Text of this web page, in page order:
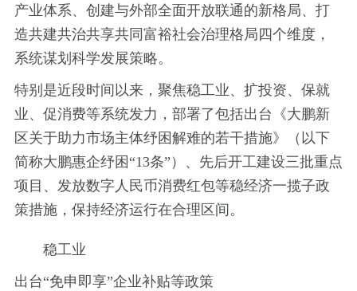
产业体系、创建与外部全面开放联通的新格局、打
造共建共治共享共同富裕社会治理格局四个维度，
系统谋划科学发展策略。
特别是近段时间以来，聚焦稳工业、扩投资、保就
业、促消费等系统发力，部署了包括出台《大鹏新
区关于助力市场主体纾困解难的若干措施》（以下
简称大鹏惠企纾困“13条”）、先后开工建设三批重点
项目、发放数字人民币消费红包等稳经济一揽子政
策措施，保持经济运行在合理区间。
稳工业
出台“免申即享”企业补贴等政策